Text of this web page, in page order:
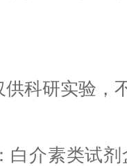
科研实验，
白介素类试